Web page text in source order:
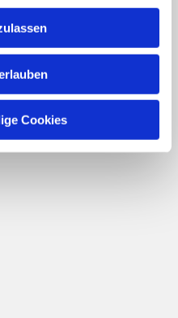
Cookies
Fläming